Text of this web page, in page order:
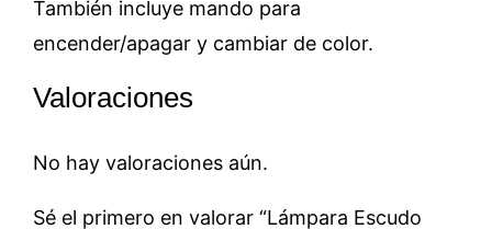
También incluye mando para
encender/apagar y cambiar de color.
Valoraciones
No hay valoraciones aún.
Sé el primero en valorar “Lámpara Escudo